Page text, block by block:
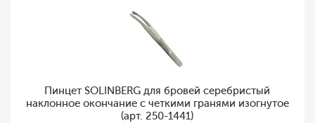
Пинцет SOLINBERG для бровей серебристый
наклонное окончание с четкими гранями изогнутое
(арт. 250-1441)